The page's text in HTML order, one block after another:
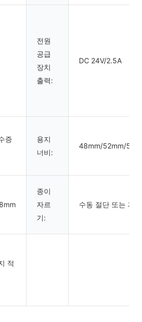
전원
공급
장치
출력:
DC 24V/2.5A
증
용지
너비:
48mm/52mm/
종이
자르
기:
수동 절단 또는 자
적